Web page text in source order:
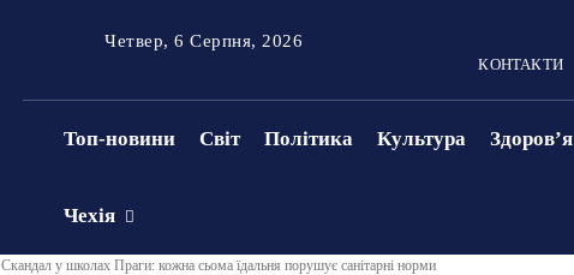
Четвер, 6 Серпня, 2026
КОНТАКТИ
Топ-новини Світ Політика Культура Здоровʼя
Чехія
Скандал у школах Праги: кожна сьома їдальня порушує санітарні норми